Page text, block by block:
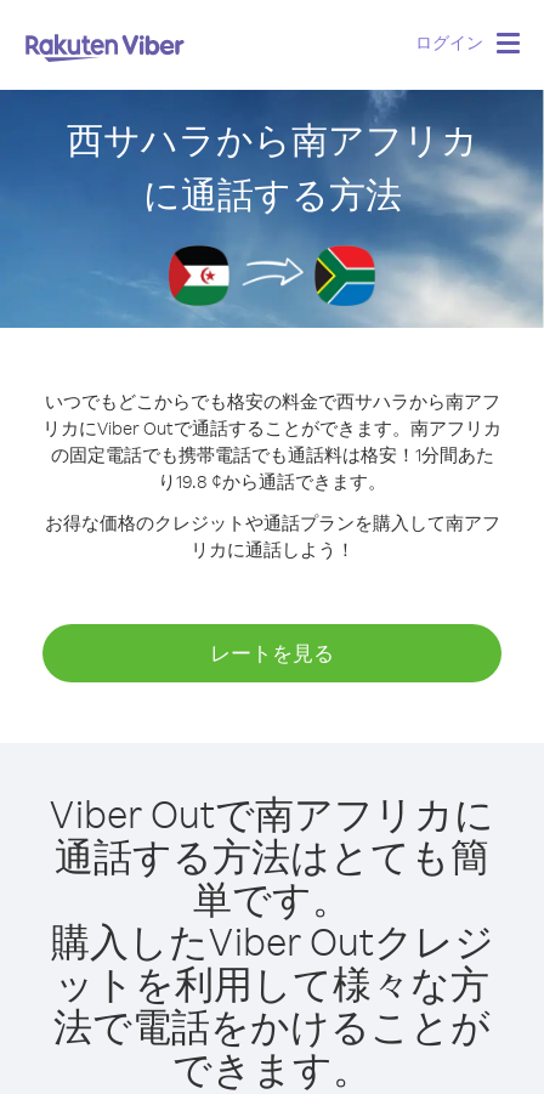
ログイン
西サハラから南アフリカ
に通話する方法
いつでもどこからでも格安の料金で西サハラから南アフ
リカにViber Outで通話することができます。 南アフリカ
の固定電話でも携帯電話でも通話料は格安！1分間あた
り19.8 ¢から通話できます。
お得な価格のクレジットや通話プランを購入して南アフ
リカに通話しよう！
レートを見る
Viber Outで南アフリカに
通話する方法はとても簡
単です。
購入したViber Outクレジ
ットを利用して様々な方
法で電話をかけることが
できます。